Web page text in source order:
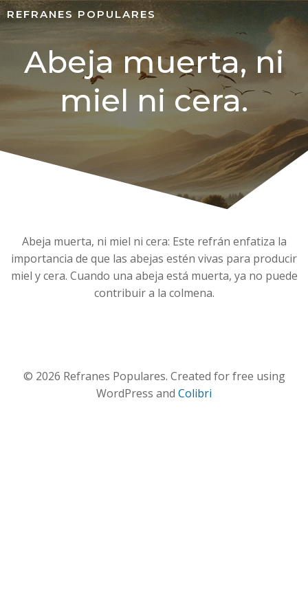
REFRANES POPULARES
Abeja muerta, ni
miel ni cera.
Abeja muerta, ni miel ni cera: Este refrán enfatiza la
importancia de que las abejas estén vivas para producir
miel y cera. Cuando una abeja está muerta, ya no puede
contribuir a la colmena.
© 2026 Refranes Populares. Created for free using
WordPress and Colibri